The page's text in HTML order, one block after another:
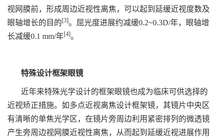
视网膜前，形成周边近视性离焦，可以起到延缓近视度数及
眼轴增长的目的[3]。屈光度进展约减缓0.2~0.3D/年，眼轴增
长减缓0.1 mm/年[4]。
特殊设计框架眼镜
近年来特殊光学设计的框架眼镜也成为临床可供选择的
近视矫正措施。如多点近视离焦设计框架镜，其镜片中央区
有清晰的单焦光学区，在镜片旁周边利用紧密排列的微透镜
产生旁周边视网膜近视性离焦，从而起到延缓近视进展作用